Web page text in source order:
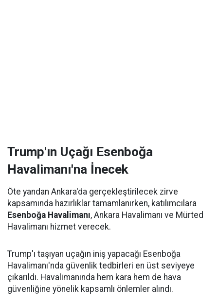
Trump'ın Uçağı Esenboğa
Havalimanı'na İnecek
Öte yandan Ankara'da gerçekleştirilecek zirve
kapsamında hazırlıklar tamamlanırken, katılımcılara
Esenboğa Havalimanı, Ankara Havalimanı ve Mürted
Havalimanı hizmet verecek.
Trump'ı taşıyan uçağın iniş yapacağı Esenboğa
Havalimanı'nda güvenlik tedbirleri en üst seviyeye
çıkarıldı. Havalimanında hem kara hem de hava
güvenliğine yönelik kapsamlı önlemler alındı.